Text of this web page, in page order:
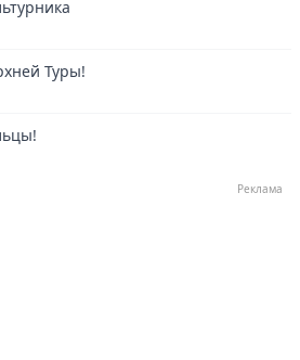
Туры!
Реклама